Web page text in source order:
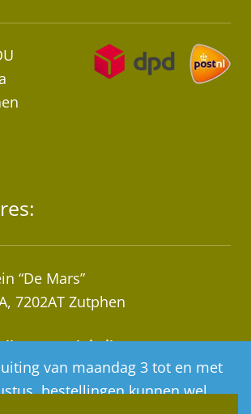
van maandag 3 tot en met
bestellingen kunnen wel
“De Mars”
7202AT Zutphen
geen winkel!
op afspraak!